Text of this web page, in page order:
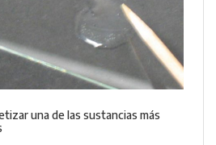
una de las sustancias más